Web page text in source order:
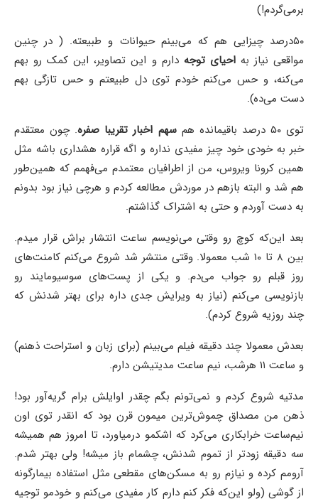
برمی‌گردم!)
۵۰درصد چیزایی هم که می‌بینم حیوانات و طبیعته. ( در چنین
مواقعی نیاز بهاحیای توجهدارم و این تصاویر، این کمک رو بهم
می‌کنه،‌ و حس می‌کنم خودم توی دل طبیعتم و حس تازگی بهم
دست می‌ده).
توی ۵۰ درصد باقیمانده هم
سهم اخبار تقریبا صفره. چون معتقدم
خبر به خودی خود چیز مفیدی نداره و اگه قراره هشداری باشه مثل
همین کرونا ویروس، من از اطرافیان معتمدم می‌فهمم که همین‌طور
هم شد و البته بازهم در موردش مطالعه کردم و هرچی نیاز بود بدونم
به دست آوردم و حتی به اشتراک گذاشتم.
بعد این‌که کوچ رو وقتی می‌نویسم ساعت انتشار براش قرار میدم.
بین ۸ تا ۱۰ شب معمولا. وقتی منتشر شد شروع می‌کنم کامنت‌های
روز قبلم رو جواب می‌دم. و یکی از پست‌های سوسیومایند رو
بازنویسی می‌کنم (نیاز به ویرایش جدی داره برای بهتر شدنش که
چند روزیه شروع کردم).
بعدش معمولا چند دقیقه فیلم می‌بینم (برای زبان و استراحت ذهنم)
و ساعت ۱۱ هرشب، نیم ‌ساعت مدیتیشن دارم.
مدتیه شروع کردم و نمی‌تونم بگم چقدر اوایلش برام گریه‌آور بود!
ذهن من مصداق چموش‌ترین میمون قرن بود که انقدر توی اون
نیم‌ساعت خرابکاری می‌کرد که اشکمو درمیاورد، تا امروز هم همیشه
سه دقیقه زودتر از تموم شدنش، چشمام باز میشه! ولی بهتر شدم.
آرومم کرده و نیازم رو به مسکن‌های مقطعی مثل استفاده بیمارگونه
از گوشی (ولو این‌که فکر کنم دارم کار مفیدی می‌کنم و خودمو توجیه